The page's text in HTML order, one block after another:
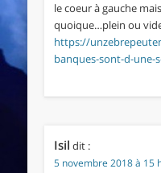
le coeur à gauche
quoique…plein ou
https://
banques-sont-d-
Isil dit :
5 novembre 2018 à 15